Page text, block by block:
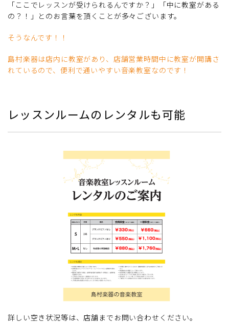
「ここでレッスンが受けられるんですか？」「中に教室がある
の？！」とのお言葉を頂くことが多々ございます。
そうなんです！！
島村楽器は店内に教室があり、店舗営業時間中に教室が開講さ
れているので、便利で通いやすい音楽教室なのです！
レッスンルームのレンタルも可能
詳しい空き状況等は、店舗までお問い合わせください。